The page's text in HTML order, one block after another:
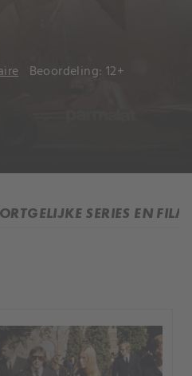
Beoordeling: 12+
SERIES EN